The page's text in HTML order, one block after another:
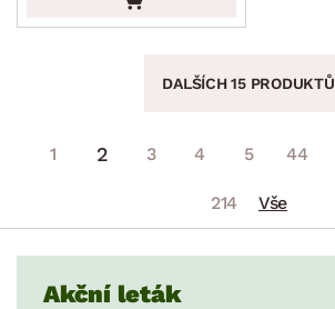
DALŠÍCH 15 PRODUKTŮ
1 2 3 4 5 44
214 Vše
Akční leták